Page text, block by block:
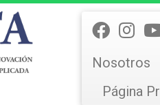
Nosotros
Página